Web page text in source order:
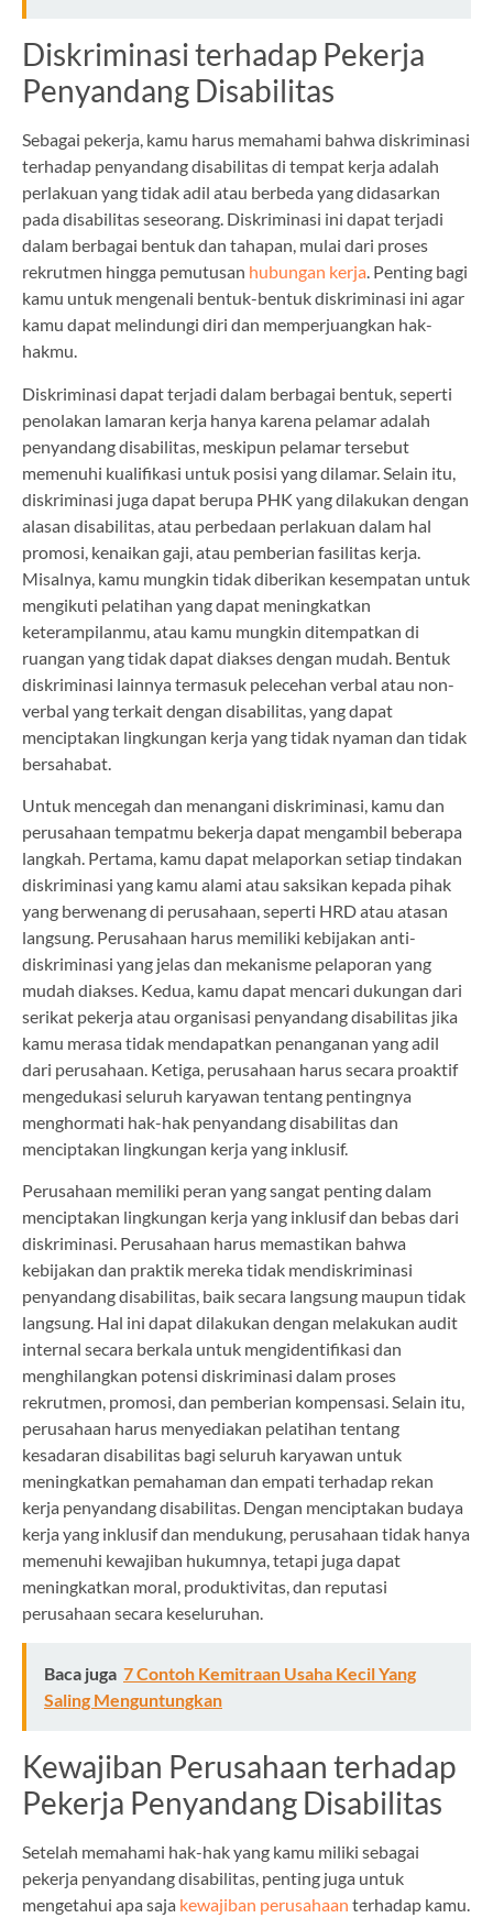
Diskriminasi terhadap Pekerja
Penyandang Disabilitas
Sebagai pekerja, kamu harus memahami bahwa diskriminasi
terhadap penyandang disabilitas di tempat kerja adalah
perlakuan yang tidak adil atau berbeda yang didasarkan
pada disabilitas seseorang. Diskriminasi ini dapat terjadi
dalam berbagai bentuk dan tahapan, mulai dari proses
rekrutmen hingga pemutusan hubungan kerja. Penting bagi
kamu untuk mengenali bentuk-bentuk diskriminasi ini agar
kamu dapat melindungi diri dan memperjuangkan hak-
hakmu.
Diskriminasi dapat terjadi dalam berbagai bentuk, seperti
penolakan lamaran kerja hanya karena pelamar adalah
penyandang disabilitas, meskipun pelamar tersebut
memenuhi kualifikasi untuk posisi yang dilamar. Selain itu,
diskriminasi juga dapat berupa PHK yang dilakukan dengan
alasan disabilitas, atau perbedaan perlakuan dalam hal
promosi, kenaikan gaji, atau pemberian fasilitas kerja.
Misalnya, kamu mungkin tidak diberikan kesempatan untuk
mengikuti pelatihan yang dapat meningkatkan
keterampilanmu, atau kamu mungkin ditempatkan di
ruangan yang tidak dapat diakses dengan mudah. Bentuk
diskriminasi lainnya termasuk pelecehan verbal atau non-
verbal yang terkait dengan disabilitas, yang dapat
menciptakan lingkungan kerja yang tidak nyaman dan tidak
bersahabat.
Untuk mencegah dan menangani diskriminasi, kamu dan
perusahaan tempatmu bekerja dapat mengambil beberapa
langkah. Pertama, kamu dapat melaporkan setiap tindakan
diskriminasi yang kamu alami atau saksikan kepada pihak
yang berwenang di perusahaan, seperti HRD atau atasan
langsung. Perusahaan harus memiliki kebijakan anti-
diskriminasi yang jelas dan mekanisme pelaporan yang
mudah diakses. Kedua, kamu dapat mencari dukungan dari
serikat pekerja atau organisasi penyandang disabilitas jika
kamu merasa tidak mendapatkan penanganan yang adil
dari perusahaan. Ketiga, perusahaan harus secara proaktif
mengedukasi seluruh karyawan tentang pentingnya
menghormati hak-hak penyandang disabilitas dan
menciptakan lingkungan kerja yang inklusif.
Perusahaan memiliki peran yang sangat penting dalam
menciptakan lingkungan kerja yang inklusif dan bebas dari
diskriminasi. Perusahaan harus memastikan bahwa
kebijakan dan praktik mereka tidak mendiskriminasi
penyandang disabilitas, baik secara langsung maupun tidak
langsung. Hal ini dapat dilakukan dengan melakukan audit
internal secara berkala untuk mengidentifikasi dan
menghilangkan potensi diskriminasi dalam proses
rekrutmen, promosi, dan pemberian kompensasi. Selain itu,
perusahaan harus menyediakan pelatihan tentang
kesadaran disabilitas bagi seluruh karyawan untuk
meningkatkan pemahaman dan empati terhadap rekan
kerja penyandang disabilitas. Dengan menciptakan budaya
kerja yang inklusif dan mendukung, perusahaan tidak hanya
memenuhi kewajiban hukumnya, tetapi juga dapat
meningkatkan moral, produktivitas, dan reputasi
perusahaan secara keseluruhan.
Baca juga 7 Contoh Kemitraan Usaha Kecil Yang
Saling Menguntungkan
Kewajiban Perusahaan terhadap
Pekerja Penyandang Disabilitas
Setelah memahami hak-hak yang kamu miliki sebagai
pekerja penyandang disabilitas, penting juga untuk
mengetahui apa saja kewajiban perusahaan terhadap kamu.